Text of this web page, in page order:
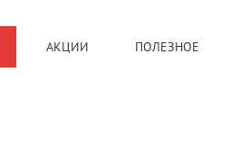
АКЦИИ ПОЛЕЗНОЕ